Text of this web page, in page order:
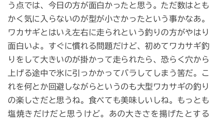
う点では、今日の方が面白かったと思う。ただ数はとも
かく気に入らないのが型が小さかったという事かなあ。
ワカサギとはいえ左右に走られという釣りの方がやはり
面白いよ。すぐに慣れる問題だけど、初めてワカサギ釣
りをして大きいのが掛かって走られたら、恐らく穴から
上げる途中で氷に引っかかってバラしてしまう筈だ。こ
れを何とか回避しながらというのも大型ワカサギの釣り
の楽しさだと思うね。食べても美味しいしね。もっとも
塩焼きだけだと思うけど。あの大きさを揚げたとする